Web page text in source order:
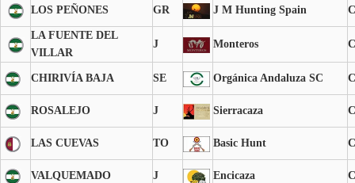
LOS PEÑONES GR J M Hunting Spain C
LA FUENTE DEL
VILLAR
J Monteros C
CHIRIVÍA BAJA SE Orgánica Andaluza SC C
ROSALEJO J Sierracaza C
LAS CUEVAS TO Basic Hunt C
VALQUEMADO J Encicaza C